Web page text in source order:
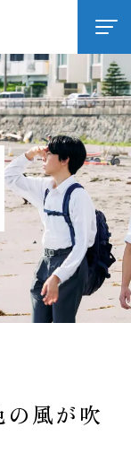
の風が吹